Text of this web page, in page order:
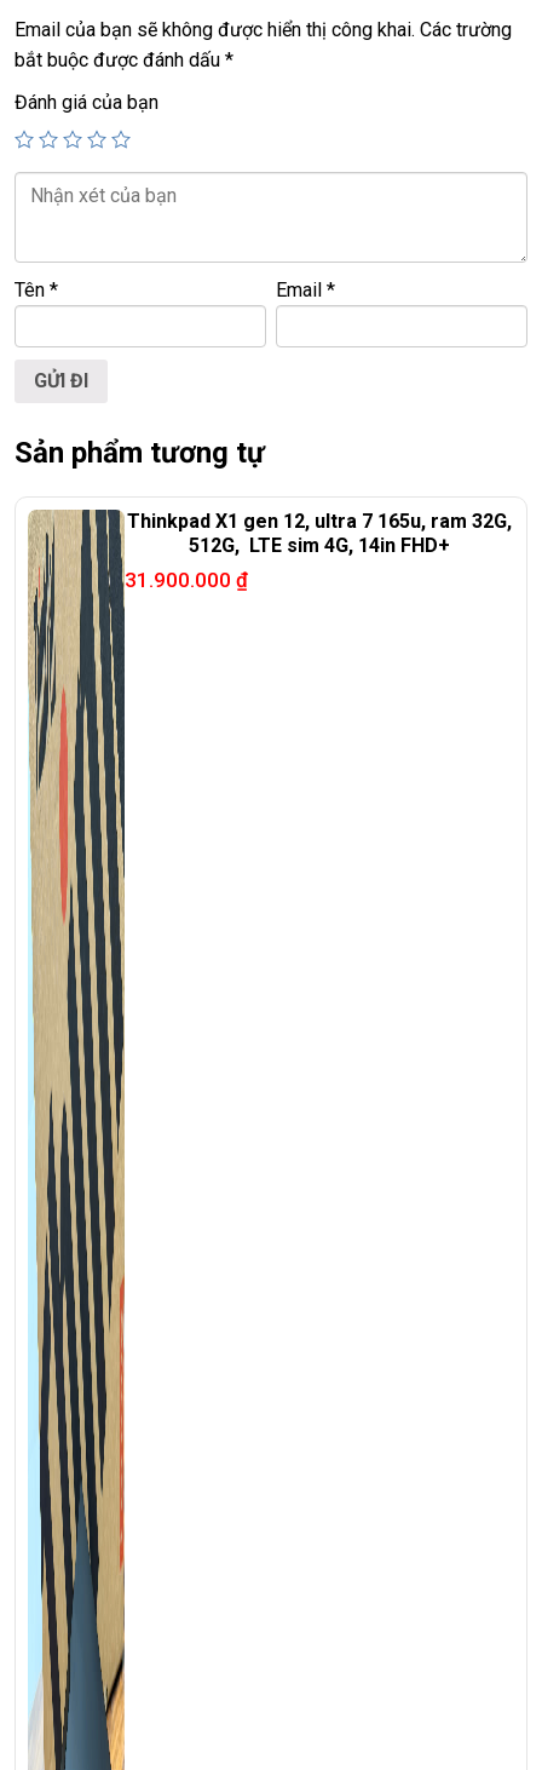
Giá :12.9tr – Lenovo thinkpad T480 Core i5, 8G, 256G, 14in
FHD touch
Giá :
13.5tr – Lenovo thinkpad T480 Core i5, 16G, 256G,
LAPTOP TRIỀU PHÁT – UY TÍN – CHẤT LƯỢNG – GIÁ RẺ.
ĐC: 60/26 Đồng Đen, p.14, Tân Bình
Email của bạn sẽ không được hiển thị công khai. Các trường
bắt buộc được đánh dấu *
Đánh giá của bạn
Tên * Email*
Sản phẩm tương tự
Thinkpad X1 gen 12, ultra 7 165u, ram 32G,
512G, LTE sim 4G, 14in FHD+
31.900.000 ₫